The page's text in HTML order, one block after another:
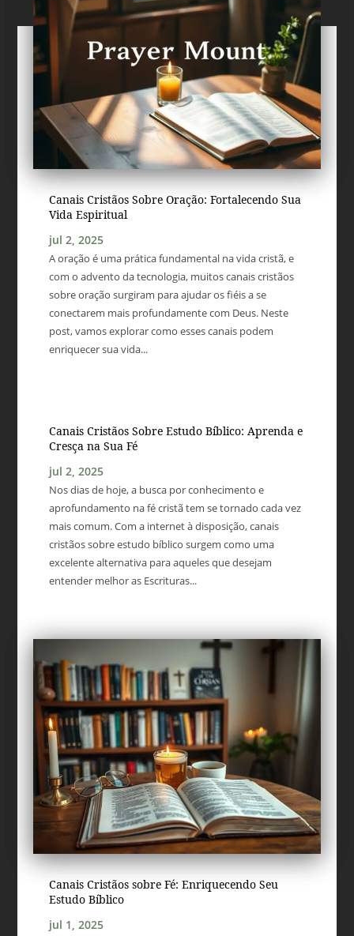
Canais Cristãos Sobre Oração: Fortalecendo Sua
Vida Espiritual
jul 2, 2025
A oração é uma prática fundamental na vida cristã, e
com o advento da tecnologia, muitos canais cristãos
sobre oração surgiram para ajudar os fiéis a se
conectarem mais profundamente com Deus. Neste
post, vamos explorar como esses canais podem
enriquecer sua vida...
Canais Cristãos Sobre Estudo Bíblico: Aprenda e
Cresça na Sua Fé
jul 2, 2025
Nos dias de hoje, a busca por conhecimento e
aprofundamento na fé cristã tem se tornado cada vez
mais comum. Com a internet à disposição, canais
cristãos sobre estudo bíblico surgem como uma
excelente alternativa para aqueles que desejam
entender melhor as Escrituras...
Canais Cristãos sobre Fé: Enriquecendo Seu
Estudo Bíblico
jul 1, 2025